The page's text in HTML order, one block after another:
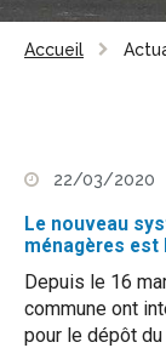
Accueil
22/03/2020
Le nouveau
ménagères est
Depuis le 16
commune ont
pour le dépôt